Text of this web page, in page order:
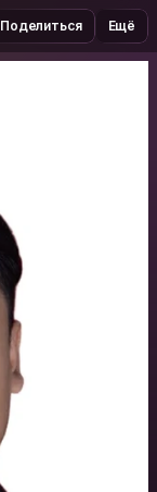
Поделиться Ещё